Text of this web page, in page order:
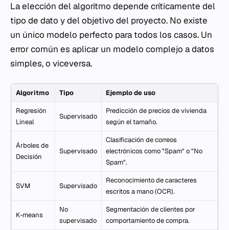
La elección del algoritmo depende críticamente del
tipo de dato y del objetivo del proyecto. No existe
un único modelo perfecto para todos los casos. Un
error común es aplicar un modelo complejo a datos
simples, o viceversa.
Algoritmo Tipo Ejemplo de uso
Regresión
Lineal
Supervisado
Predicción de precios de vivienda
según el tamaño.
Árboles de
Decisión
Supervisado
Clasificación de correos
electrónicos como "Spam" o "No
Spam".
SVM Supervisado
Reconocimiento de caracteres
escritos a mano (OCR).
K-means
No
supervisado
Segmentación de clientes por
comportamiento de compra.